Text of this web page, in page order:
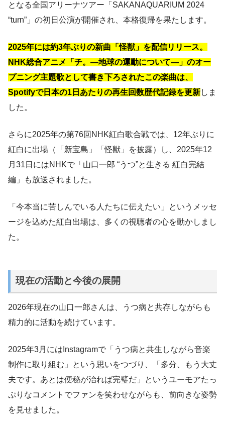
となる全国アリーナツアー「SAKANAQUARIUM 2024
“turn”」の初日公演が開催され、本格復帰を果たします。
2025年には約3年ぶりの新曲「怪獣」を配信リリース。
NHK総合アニメ「チ。―地球の運動について―」のオー
プニング主題歌として書き下ろされたこの楽曲は、
Spotifyで日本の1日あたりの再生回数歴代記録を更新しま
した。
さらに2025年の第76回NHK紅白歌合戦では、12年ぶりに
紅白に出場（「新宝島」「怪獣」を披露）し、2025年12
月31日にはNHKで「山口一郎 “うつ”と生きる 紅白完結
編」も放送されました。
「今本当に苦しんでいる人たちに伝えたい」というメッセ
ージを込めた紅白出場は、多くの視聴者の心を動かしまし
た。
現在の活動と今後の展開
2026年現在の山口一郎さんは、うつ病と共存しながらも
精力的に活動を続けています。
2025年3月にはInstagramで「うつ病と共生しながら音楽
制作に取り組む」という思いをつづり、「多分、もう大丈
夫です。あとは便秘が治れば完璧だ」というユーモアたっ
ぷりなコメントでファンを笑わせながらも、前向きな姿勢
を見せました。